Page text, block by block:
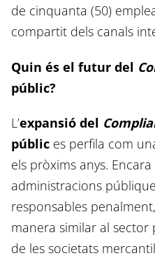
de cinquanta (50)
compartit dels canals
Quin és el futur del
públic?
L’expansió del
públic es perfila com
els pròxims anys.
administracions
responsables
manera similar al sector
de les societats